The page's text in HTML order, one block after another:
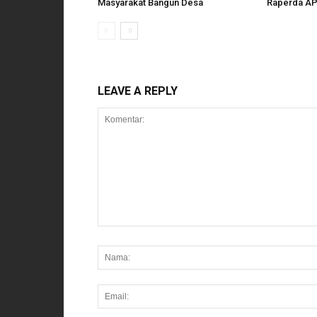
Masyarakat Bangun Desa
Raperda
LEAVE A REPLY